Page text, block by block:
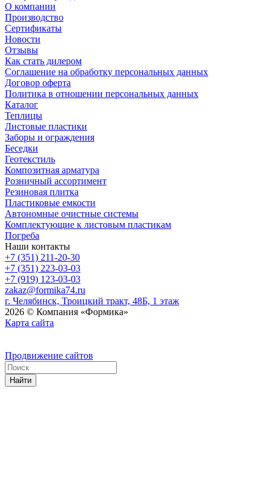
О компании
Производство
Сертификаты
Новости
Отзывы
Как стать дилером
Соглашение на обработку персональных данных
Договор оферта
Политика в отношении персональных данных
Каталог
Теплицы
Листовые пластики
Заборы и ограждения
Беседки
Геотекстиль
Композитная арматура
Розничный ассортимент
Резиновая плитка
Пластиковые емкости
Автономные очистные системы
Комплектующие к листовым пластикам
Погреба
Наши контакты
+7 (351) 211-20-30
+7 (351) 223-03-03
+7 (919) 123-03-03
zakaz@formika74.ru
г. Челябинск, Троицкий тракт, 48Б, 1 этаж
2026 © Компания «Формика»
Карта сайта
Продвижение сайтов
Найти